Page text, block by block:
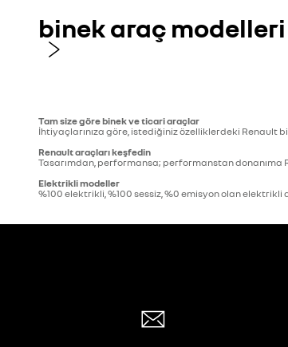
binek araç modelleri
Tam size göre binek ve ticari araçlar
İhtiyaçlarınıza göre, istediğiniz özelliklerdeki Renault
Renault araçları keşfedin
Tasarımdan, performansa; performanstan donanıma
Elektrikli modeller
%100 elektrikli, %100 sessiz, %0 emisyon olan elektrikli